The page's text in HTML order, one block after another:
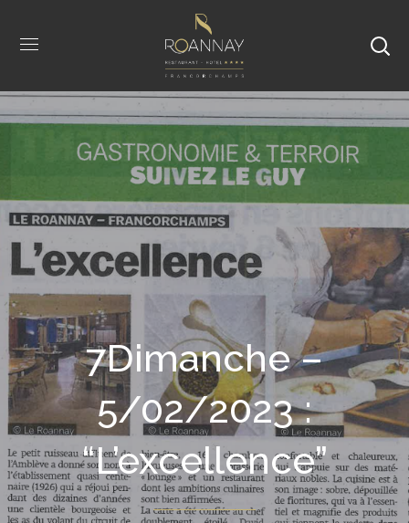
7Dimanche –
5/02/2023 :
“L’excellence”